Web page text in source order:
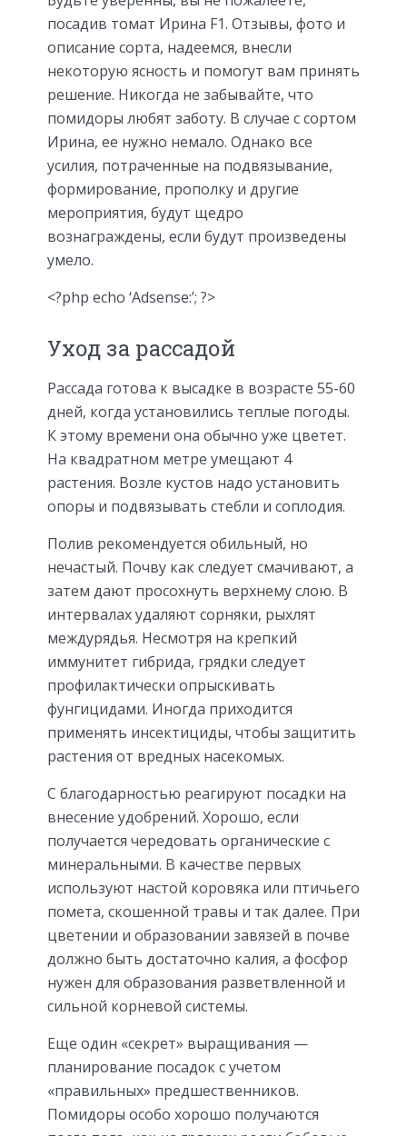
посадив томат Ирина F1. Отзывы, фото и
описание сорта, надеемся, внесли
некоторую ясность и помогут вам принять
решение. Никогда не забывайте, что
помидоры любят заботу. В случае с сортом
Ирина, ее нужно немало. Однако все
усилия, потраченные на подвязывание,
формирование, прополку и другие
мероприятия, будут щедро
вознаграждены, если будут произведены
умело.
<?php echo ‘Adsense:’; ?>
Уход за рассадой
Рассада готова к высадке в возрасте 55-60
дней, когда установились теплые погоды.
К этому времени она обычно уже цветет.
На квадратном метре умещают 4
растения. Возле кустов надо установить
опоры и подвязывать стебли и соплодия.
Полив рекомендуется обильный, но
нечастый. Почву как следует смачивают, а
затем дают просохнуть верхнему слою. В
интервалах удаляют сорняки, рыхлят
междурядья. Несмотря на крепкий
иммунитет гибрида, грядки следует
профилактически опрыскивать
фунгицидами. Иногда приходится
применять инсектициды, чтобы защитить
растения от вредных насекомых.
С благодарностью реагируют посадки на
внесение удобрений. Хорошо, если
получается чередовать органические с
минеральными. В качестве первых
используют настой коровяка или птичьего
помета, скошенной травы и так далее. При
цветении и образовании завязей в почве
должно быть достаточно калия, а фосфор
нужен для образования разветвленной и
сильной корневой системы.
Еще один «секрет» выращивания —
планирование посадок с учетом
«правильных» предшественников.
Помидоры особо хорошо получаются